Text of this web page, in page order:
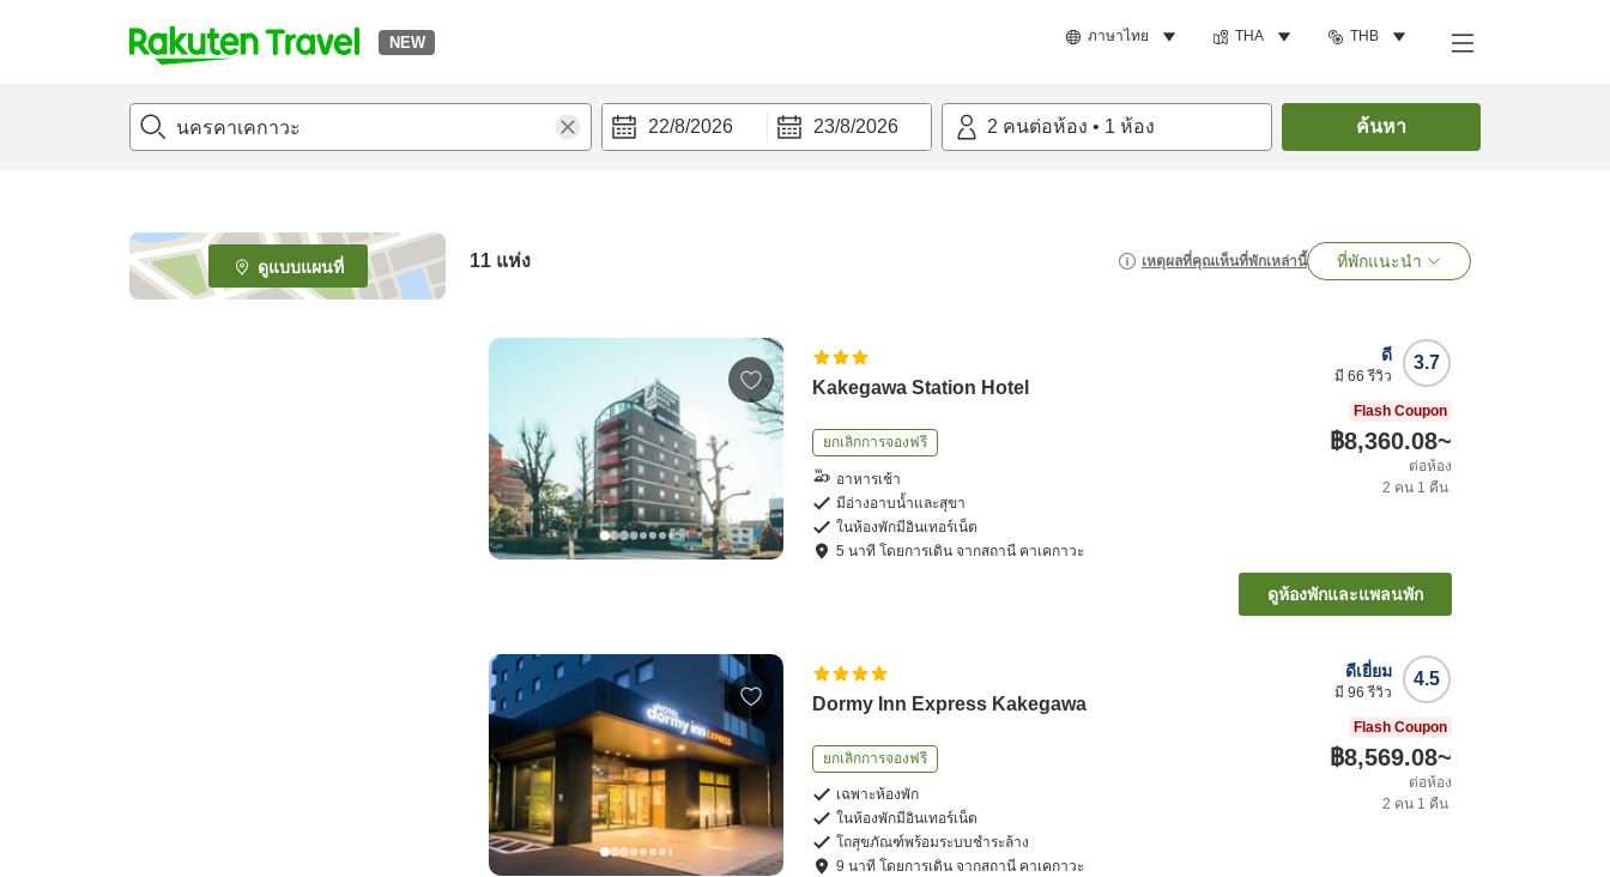
NEW ภาษาไทย THA THB
t
p
e
_
s
22/8/2026 23/8/2026 2 คนต่อห้อง • 1 ห้อง ค้นหา
ดูแบบแผนที่ 11 แห่ง เหตุผลที่คุณเห็นที่พักเหล่านี้ ที่พักแนะนำ
Kakegawa Station Hotel
ยกเลิกการจองฟรี
อาหารเช้า
มีอ่างอาบน้ำและสุขา
ในห้องพักมีอินเทอร์เน็ต
5 นาที โดยการเดิน จากสถานี คาเคกาวะ
3.7
ดี
มี 66 รีวิว
Flash Coupon
฿8,360.08~
ต่อห้อง
2 คน 1 คืน
ดูห้องพักและแพลนพัก
Dormy Inn Express Kakegawa
ยกเลิกการจองฟรี
เฉพาะห้องพัก
ในห้องพักมีอินเทอร์เน็ต
โถสุขภัณฑ์พร้อมระบบชำระล้าง
9 นาที โดยการเดิน จากสถานี คาเคกาวะ
4.5
ดีเยี่ยม
มี 96 รีวิว
Flash Coupon
฿8,569.08~
ต่อห้อง
2 คน 1 คืน